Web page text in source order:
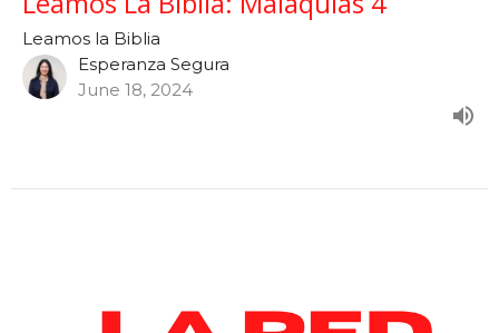
Leamos la Biblia
Esperanza Segura
June 18, 2024